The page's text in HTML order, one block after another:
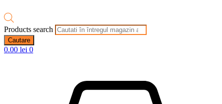
Products search
Cautare
0.00 lei 0